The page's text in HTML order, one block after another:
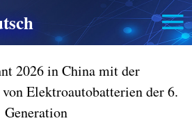
2026 in China mit der
Elektroautobatterien der 6.
Generation